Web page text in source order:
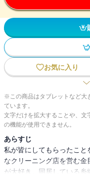
お気に入り
※この商品はタブレットなど大
ています。
文字だけを拡大することや、文
の機能が使用できません。
あらすじ
私が皆にしてもらったこ
なクリーニング店を営む
が大好き。同居している糸